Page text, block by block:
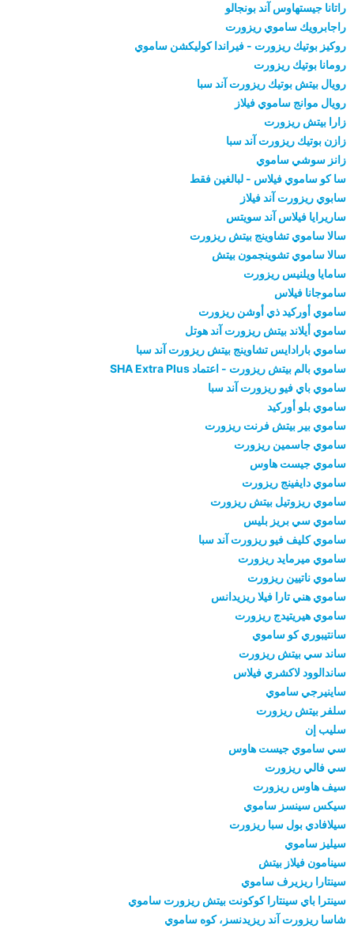
راتانا جيستهاوس آند بونجالو
راجابرويك ساموي ريزورت
روكيز بوتيك ريزورت - فيراندا كوليكشن ساموي
رومانا بوتيك ريزورت
رويال بيتش بوتيك ريزورت آند سبا
رويال موانج ساموي فيلاز
زارا بيتش ريزورت
زازن بوتيك ريزورت آند سبا
زانز سوشي ساموي
سا كو ساموي فيلاس - لبالغين فقط
سابوي ريزورت آند فيلاز
ساريرايا فيلاس آند سويتس
سالا ساموي تشاوينج بيتش ريزورت
سالا ساموي تشوينجمون بيتش
سامايا ويلنيس ريزورت
ساموجانا فيلاس
ساموي أوركيد ذي أوشن ريزورت
ساموي أيلاند بيتش ريزورت آند هوتل
ساموي بارادايس تشاوينج بيتش ريزورت آند سبا
ساموي بالم بيتش ريزورت - اعتماد SHA Extra Plus
ساموي باي فيو ريزورت آند سبا
ساموي بلو أوركيد
ساموي بير بيتش فرنت ريزورت
ساموي جاسمين ريزورت
ساموي جيست هاوس
ساموي دايفينج ريزورت
ساموي ريزوتيل بيتش ريزورت
ساموي سي بريز بليس
ساموي كليف فيو ريزورت آند سبا
ساموي ميرمايد ريزورت
ساموي ناتيين ريزورت
ساموي هني تارا فيلا ريزيدانس
ساموي هيريتيدج ريزورت
سانتيبوري كو ساموي
ساند سي بيتش ريزورت
ساندالوود لاكشري فيلاس
ساينيرجي ساموي
سلفر بيتش ريزورت
سليب إن
سي ساموي جيست هاوس
سي فالي ريزورت
سيف هاوس ريزورت
سيكس سينسز ساموي
سيلافادي بول سبا ريزورت
سيليز ساموي
سينامون فيلاز بيتش
سينتارا ريزيرف ساموي
سينترا باي سينتارا كوكونت بيتش ريزورت ساموي
شاسا ريزورت آند ريزيدنسز، كوه ساموي